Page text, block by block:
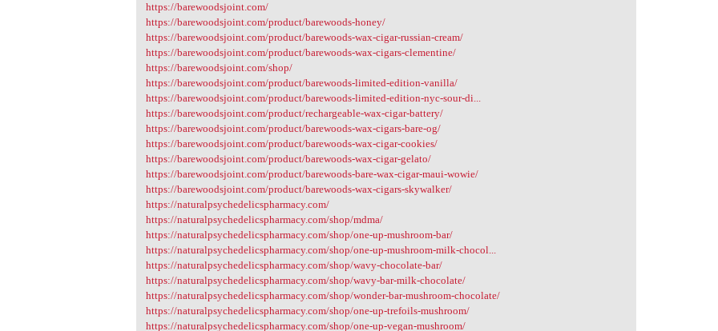
https://barewoodsjoint.com/
https://barewoodsjoint.com/product/barewoods-honey/
https://barewoodsjoint.com/product/barewoods-wax-cigar-russian-cream/
https://barewoodsjoint.com/product/barewoods-wax-cigars-clementine/
https://barewoodsjoint.com/shop/
https://barewoodsjoint.com/product/barewoods-limited-edition-vanilla/
https://barewoodsjoint.com/product/barewoods-limited-edition-nyc-sour-di...
https://barewoodsjoint.com/product/rechargeable-wax-cigar-battery/
https://barewoodsjoint.com/product/barewoods-wax-cigars-bare-og/
https://barewoodsjoint.com/product/barewoods-wax-cigar-cookies/
https://barewoodsjoint.com/product/barewoods-wax-cigar-gelato/
https://barewoodsjoint.com/product/barewoods-bare-wax-cigar-maui-wowie/
https://barewoodsjoint.com/product/barewoods-wax-cigars-skywalker/
https://naturalpsychedelicspharmacy.com/
https://naturalpsychedelicspharmacy.com/shop/mdma/
https://naturalpsychedelicspharmacy.com/shop/one-up-mushroom-bar/
https://naturalpsychedelicspharmacy.com/shop/one-up-mushroom-milk-chocol...
https://naturalpsychedelicspharmacy.com/shop/wavy-chocolate-bar/
https://naturalpsychedelicspharmacy.com/shop/wavy-bar-milk-chocolate/
https://naturalpsychedelicspharmacy.com/shop/wonder-bar-mushroom-chocolate/
https://naturalpsychedelicspharmacy.com/shop/one-up-trefoils-mushroom/
https://naturalpsychedelicspharmacy.com/shop/one-up-vegan-mushroom/